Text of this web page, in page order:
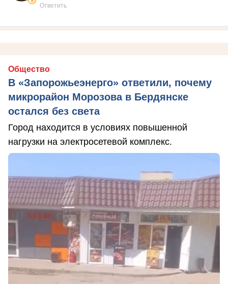
Ответить
Общество
В «Запорожьеэнерго» ответили, почему
микрорайон Морозова в Бердянске
остался без света
Город находится в условиях повышенной
нагрузки на электросетевой комплекс.